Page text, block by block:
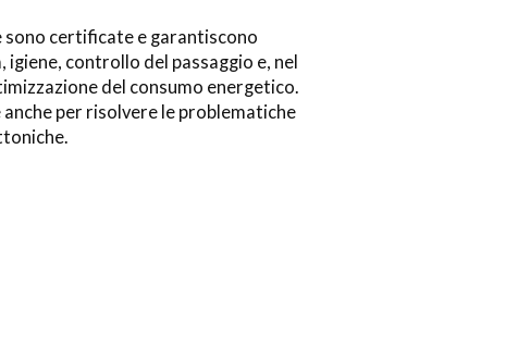
certificate e garantiscono
controllo del passaggio e, nel
del consumo energetico.
per risolvere le problematiche